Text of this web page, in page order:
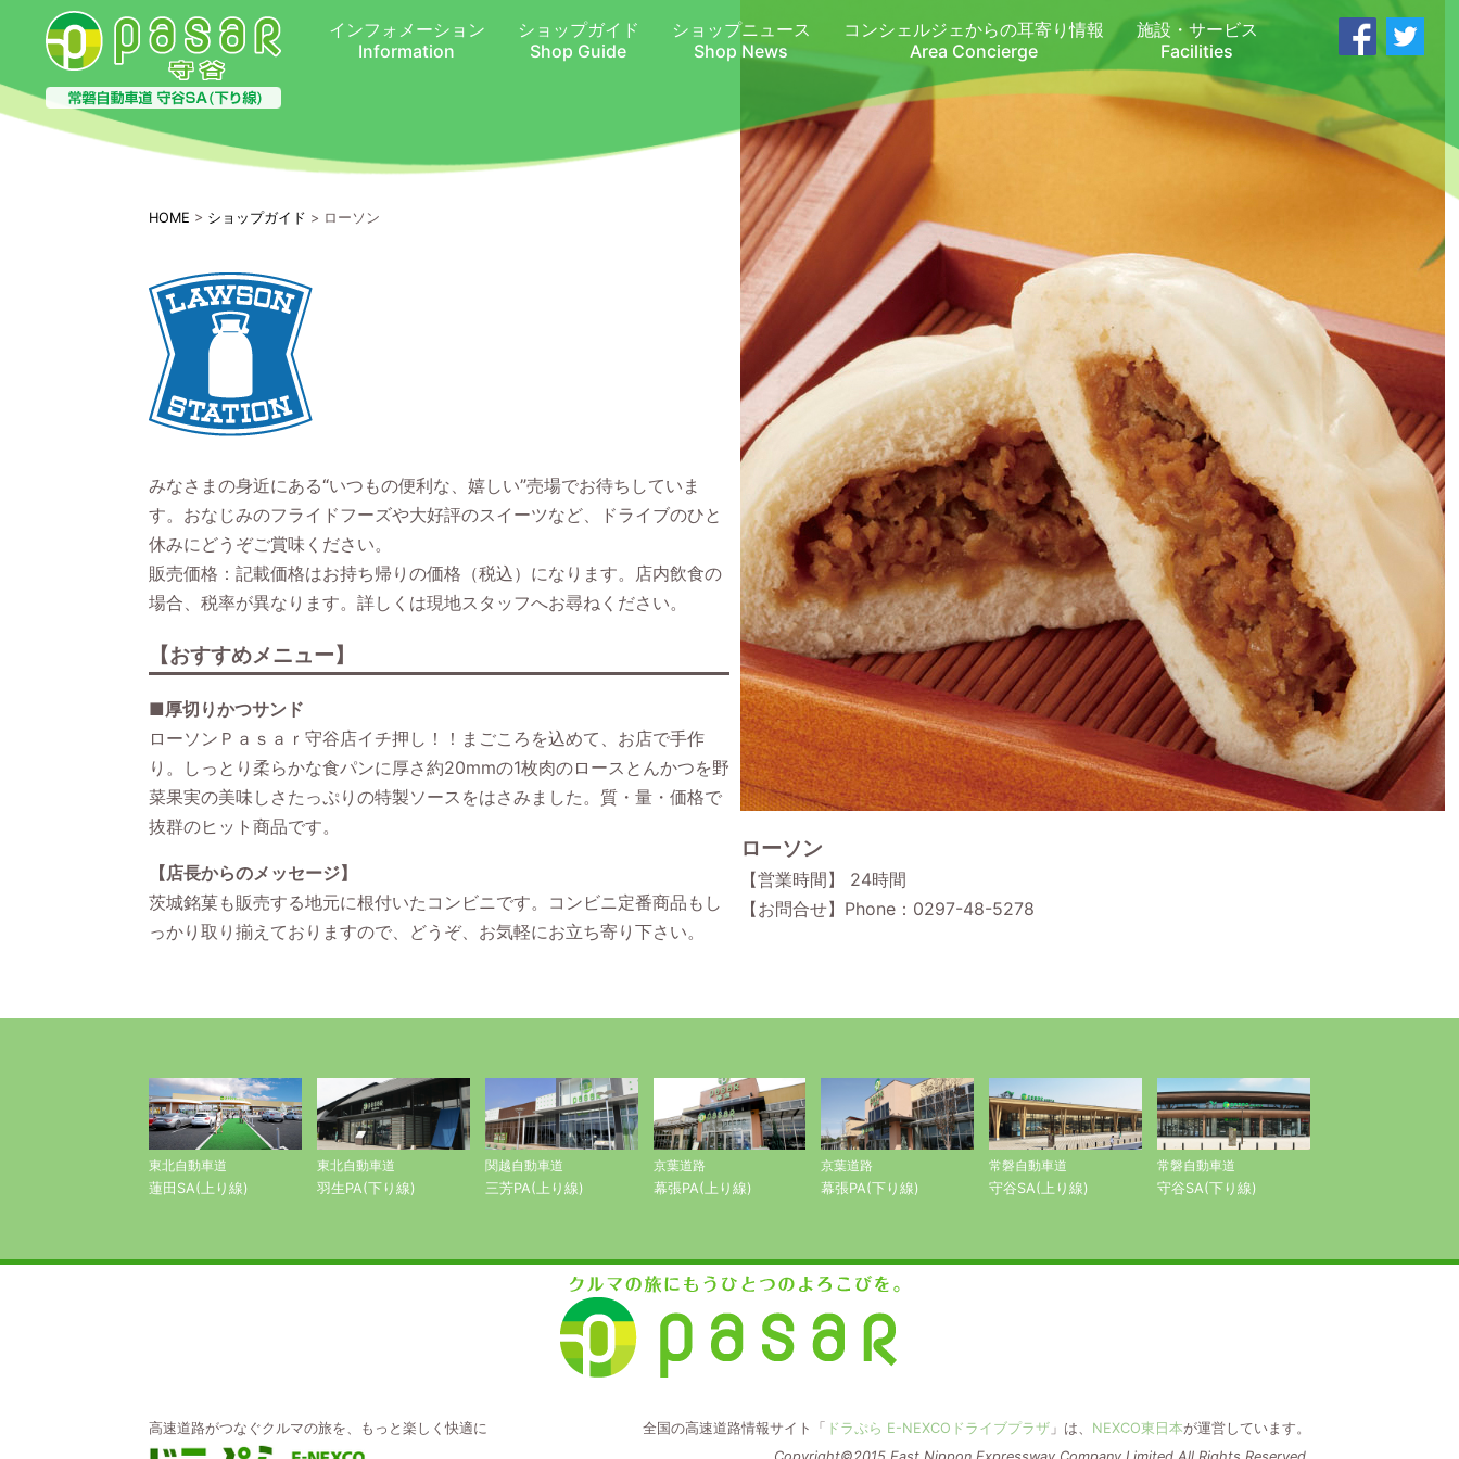
インフォメーション
Information
ショップガイド
Shop Guide
ショップニュース
Shop News
コンシェルジェからの耳寄り情報
Area Concierge
施設・サービス
Facilities
HOME > ショップガイド > ローソン
みなさまの身近にある“いつもの便利な、嬉しい”売場でお待ちしていま
す。おなじみのフライドフーズや大好評のスイーツなど、ドライブのひと
休みにどうぞご賞味ください。
販売価格：記載価格はお持ち帰りの価格（税込）になります。店内飲食の
場合、税率が異なります。詳しくは現地スタッフへお尋ねください。
【おすすめメニュー】
■厚切りかつサンド
ローソンＰａｓａｒ守谷店イチ押し！！まごころを込めて、お店で手作
り。しっとり柔らかな食パンに厚さ約20mmの1枚肉のロースとんかつを野
菜果実の美味しさたっぷりの特製ソースをはさみました。質・量・価格で
抜群のヒット商品です。
【店長からのメッセージ】
茨城銘菓も販売する地元に根付いたコンビニです。コンビニ定番商品もし
っかり取り揃えておりますので、どうぞ、お気軽にお立ち寄り下さい。
ローソン
【営業時間】 24時間
【お問合せ】Phone：0297-48-5278
東北自動車道
蓮田SA(上り線)
東北自動車道
羽生PA(下り線)
関越自動車道
三芳PA(上り線)
京葉道路
幕張PA(上り線)
京葉道路
幕張PA(下り線)
常磐自動車道
守谷SA(上り線)
常磐自動車道
守谷SA(下り線)
高速道路がつなぐクルマの旅を、もっと楽しく快適に 全国の高速道路情報サイト「 ドラぷら E-NEXCOドライブプラザ 」は、 NEXCO東日本が運営しています。